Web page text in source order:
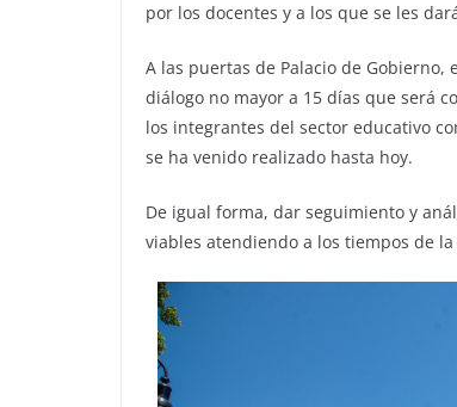
por los docentes y a los que se les
A las puertas de Palacio de
diálogo no mayor a 15 días que será
los integrantes del sector educativo
se ha venido realizado hasta hoy.
De igual forma, dar seguimiento y
viables atendiendo a los tiempos de